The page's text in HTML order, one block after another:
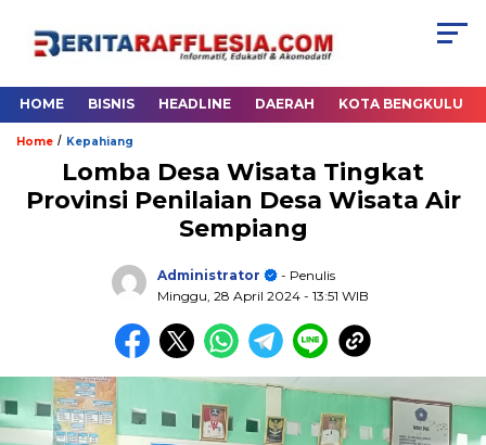
HOME BISNIS HEADLINE DAERAH KOTA BENGKULU
Home / Kepahiang
Lomba Desa Wisata Tingkat
Provinsi Penilaian Desa Wisata Air
Sempiang
Administrator
- Penulis
Minggu, 28 April 2024 - 13:51 WIB